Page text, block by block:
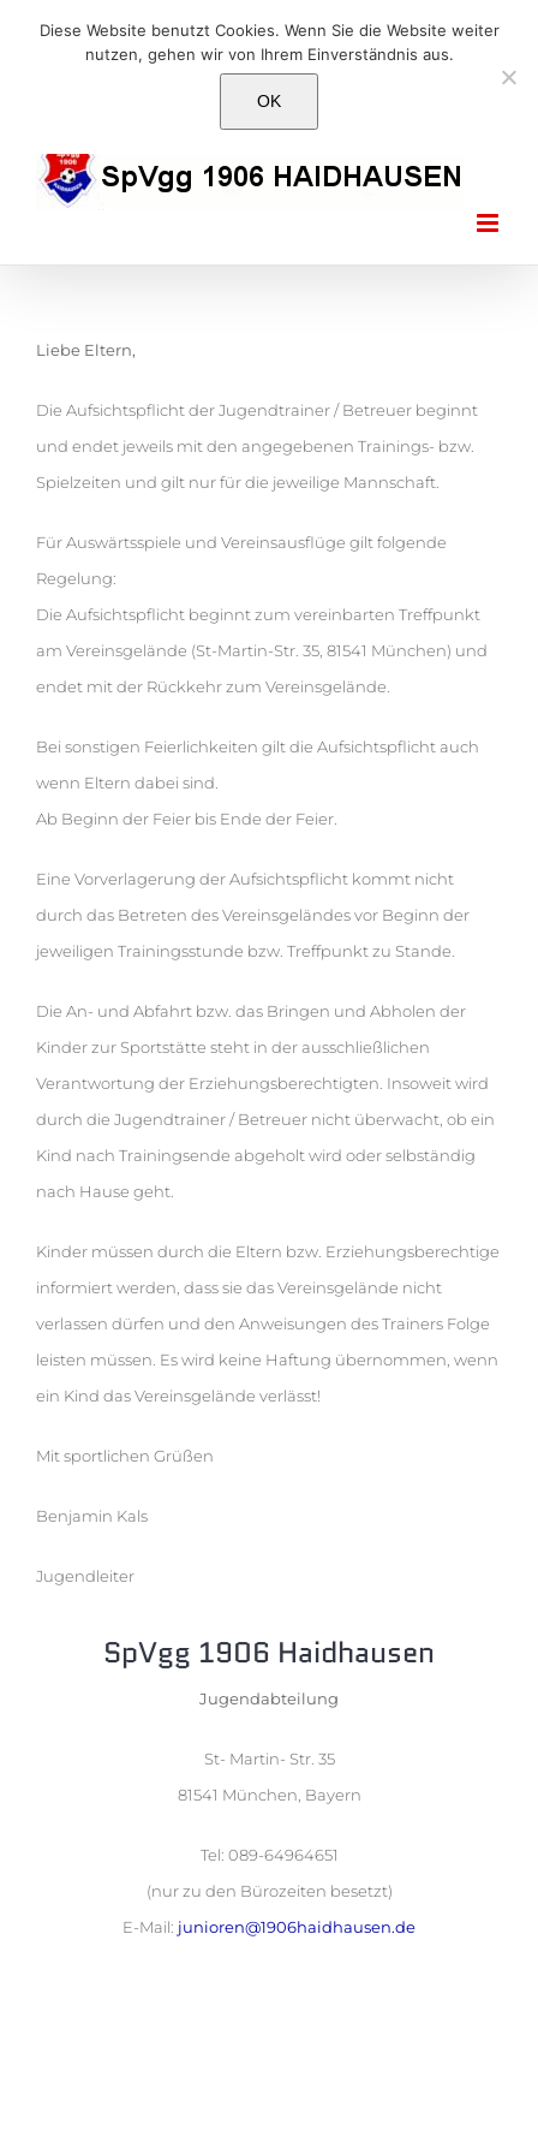
E-Mail: info@1906haidhausen.de
FacebookInstagram
E-
Liebe Eltern,
Die Aufsichtspflicht der Jugendtrainer / Betreuer beginnt
und endet jeweils mit den angegebenen Trainings- bzw.
Spielzeiten und gilt nur für die jeweilige Mannschaft.
Für Auswärtsspiele und Vereinsausflüge gilt folgende
Regelung:
Die Aufsichtspflicht beginnt zum vereinbarten Treffpunkt
am Vereinsgelände (St-Martin-Str. 35, 81541 München) und
endet mit der Rückkehr zum Vereinsgelände.
Bei sonstigen Feierlichkeiten gilt die Aufsichtspflicht auch
wenn Eltern dabei sind.
Ab Beginn der Feier bis Ende der Feier.
Eine Vorverlagerung der Aufsichtspflicht kommt nicht
durch das Betreten des Vereinsgeländes vor Beginn der
jeweiligen Trainingsstunde bzw. Treffpunkt zu Stande.
Die An- und Abfahrt bzw. das Bringen und Abholen der
Kinder zur Sportstätte steht in der ausschließlichen
Verantwortung der Erziehungsberechtigten. Insoweit wird
durch die Jugendtrainer / Betreuer nicht überwacht, ob ein
Kind nach Trainingsende abgeholt wird oder selbständig
nach Hause geht.
Kinder müssen durch die Eltern bzw. Erziehungsberechtige
informiert werden, dass sie das Vereinsgelände nicht
verlassen dürfen und den Anweisungen des Trainers Folge
leisten müssen. Es wird keine Haftung übernommen, wenn
ein Kind das Vereinsgelände verlässt!
Mit sportlichen Grüßen
Benjamin Kals
Jugendleiter
SpVgg 1906 Haidhausen
Jugendabteilung
St- Martin- Str. 35
81541 München, Bayern
Tel: 089-64964651
(nur zu den Bürozeiten besetzt)
E-Mail: junioren@1906haidhausen.de
Diese Website benutzt Cookies. Wenn Sie die Website weiter
nutzen, gehen wir von Ihrem Einverständnis aus.
OK